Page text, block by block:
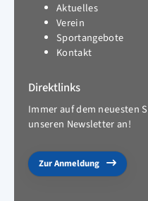
Aktuelles
Verein
Sportangebote
Kontakt
Direktlinks
Immer auf dem neuesten
unseren Newsletter an!
Zur Anmeldung